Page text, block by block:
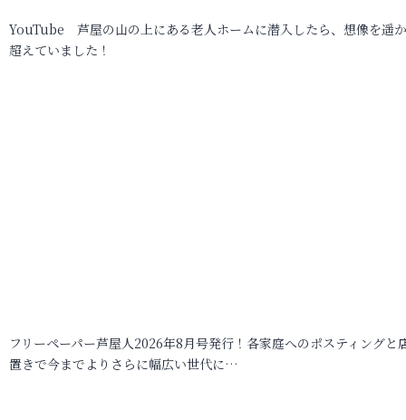
YouTube 芦屋の山の上にある老人ホームに潜入したら、想像を遥
超えていました！
フリーペーパー芦屋人2026年8月号発行！各家庭へのポスティングと
置きで今までよりさらに幅広い世代に…